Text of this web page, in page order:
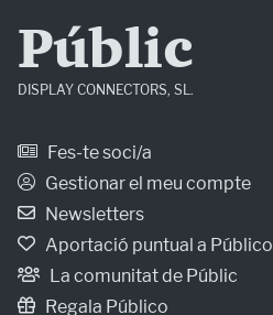
Públic
DISPLAY CONNECTORS, SL.
Fes-te soci/a
Gestionar el meu compte
Newsletters
Aportació puntual a Público
La comunitat de Públic
Regala Público